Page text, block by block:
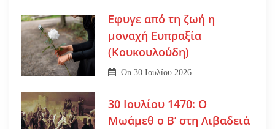
Εφυγε από τη ζωή η
μοναχή Ευπραξία
(Κουκουλούδη)
On30 Ιουλίου 2026
30 Ιουλίου 1470: Ο
Μωάμεθ ο Β’ στη Λιβαδειά